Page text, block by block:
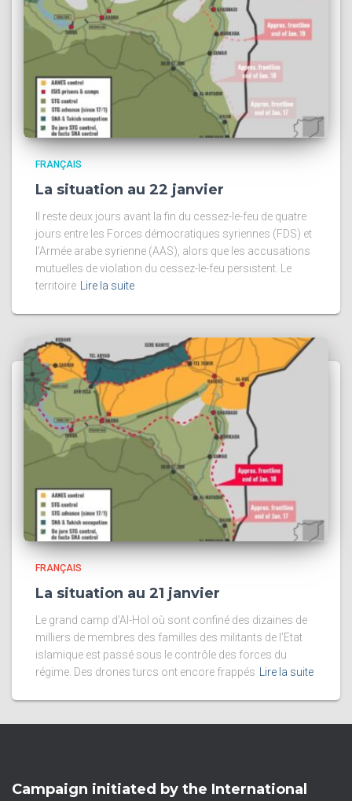
FRANÇAIS
La situation au 22 janvier
Il reste deux jours avant la fin du cessez-le-feu de quatre
jours entre les Forces démocratiques syriennes (FDS) et
l’Armée arabe syrienne (AAS), alors que les accusations
mutuelles de violation du cessez-le-feu persistent. Le
territoire Lire la suite
FRANÇAIS
La situation au 21 janvier
Le grand camp d’Al-Hol où sont confiné des dizaines de
milliers de membres des familles des militants de l’Etat
islamique est passé sous le contrôle des forces du
régime. Des drones turcs ont encore frappés
Lire la suite
Campaign initiated by the International